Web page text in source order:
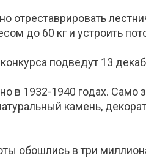
отреставрировать
до 60 кг и устроить
подведут 13
1932-1940 годах. Само
камень,
обошлись в три